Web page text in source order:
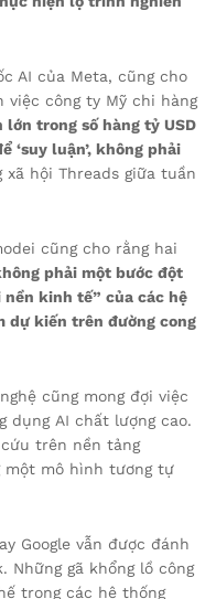
AI của Meta, cũng cho
việc công ty Mỹ chi hàng
lớn trong số hàng tỷ USD
‘suy luận’, không phải
hội Threads giữa tuần
cũng cho rằng hai
phải một bước đột
kinh tế” của các hệ
dự kiến trên đường cong
cũng mong đợi việc
dụng AI chất lượng cao.
trên nền tảng
một mô hình tương tự
Google vẫn được đánh
Những gã khổng lồ công
trong các hệ thống